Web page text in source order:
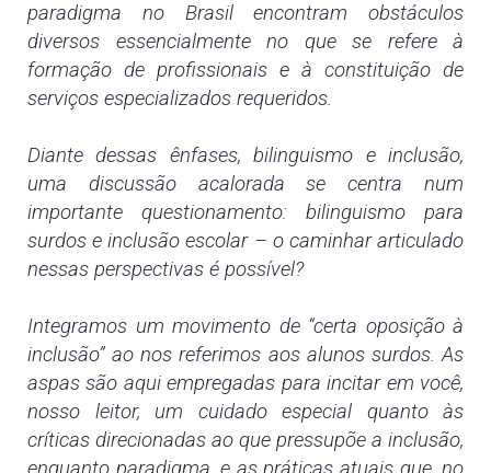
paradigma no Brasil encontram obstáculos
diversos essencialmente no que se refere à
formação de profissionais e à constituição de
serviços especializados requeridos.
Diante dessas ênfases, bilinguismo e inclusão,
uma discussão acalorada se centra num
importante questionamento: bilinguismo para
surdos e inclusão escolar – o caminhar articulado
nessas perspectivas é possível?
Integramos um movimento de “certa oposição à
inclusão” ao nos referimos aos alunos surdos. As
aspas são aqui empregadas para incitar em você,
nosso leitor, um cuidado especial quanto às
críticas direcionadas ao que pressupõe a inclusão,